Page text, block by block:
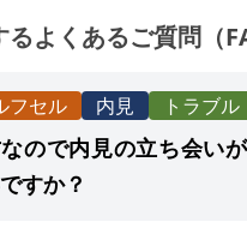
るよくあるご質問（
フセル 内見 トラブル
ので内見の立ち会い
すか？